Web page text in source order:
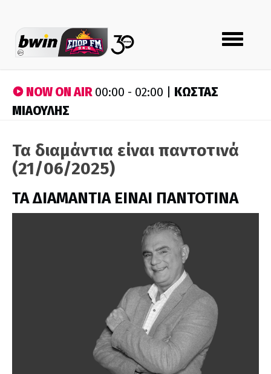
Toggle
navigation
NOW ON AIR00:00 - 02:00 | ΚΩΣΤΑΣ
ΜΙΑΟΥΛΗΣ
Τα διαμάντια είναι παντοτινά
(21/06/2025)
ΤΑ ΔΙΑΜΑΝΤΙΑ ΕΙΝΑΙ ΠΑΝΤΟΤΙΝΑ